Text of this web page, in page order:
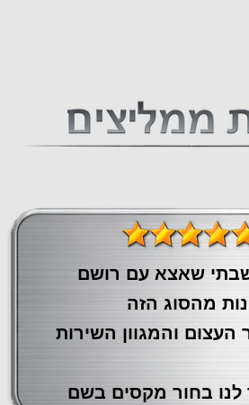
שאצא עם רושם
מהסוג הזה
והמגוון השירות
לנו ‏בחור מקסים בשם